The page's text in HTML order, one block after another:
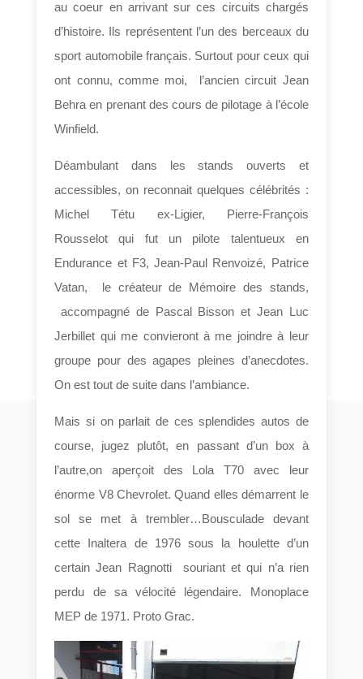
au coeur en arrivant sur ces circuits chargés
d’histoire. Ils représentent l’un des berceaux du
sport automobile français. Surtout pour ceux qui
ont connu, comme moi, l’ancien circuit Jean
Behra en prenant des cours de pilotage à l’école
Winfield.
Déambulant dans les stands ouverts et
accessibles, on reconnait quelques célébrités :
Michel Tétu ex-Ligier, Pierre-François
Rousselot qui fut un pilote talentueux en
Endurance et F3, Jean-Paul Renvoizé, Patrice
Vatan, le créateur de Mémoire des stands,
accompagné de Pascal Bisson et Jean Luc
Jerbillet qui me convieront à me joindre à leur
groupe pour des agapes pleines d’anecdotes.
On est tout de suite dans l’ambiance.
Mais si on parlait de ces splendides autos de
course, jugez plutôt, en passant d’un box à
l’autre,on aperçoit des Lola T70 avec leur
énorme V8 Chevrolet. Quand elles démarrent le
sol se met à trembler…Bousculade devant
cette Inaltera de 1976 sous la houlette d’un
certain Jean Ragnotti souriant et qui n’a rien
perdu de sa vélocité légendaire. Monoplace
MEP de 1971. Proto Grac.